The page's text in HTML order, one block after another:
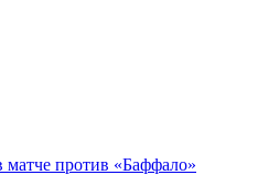
против «Баффало»